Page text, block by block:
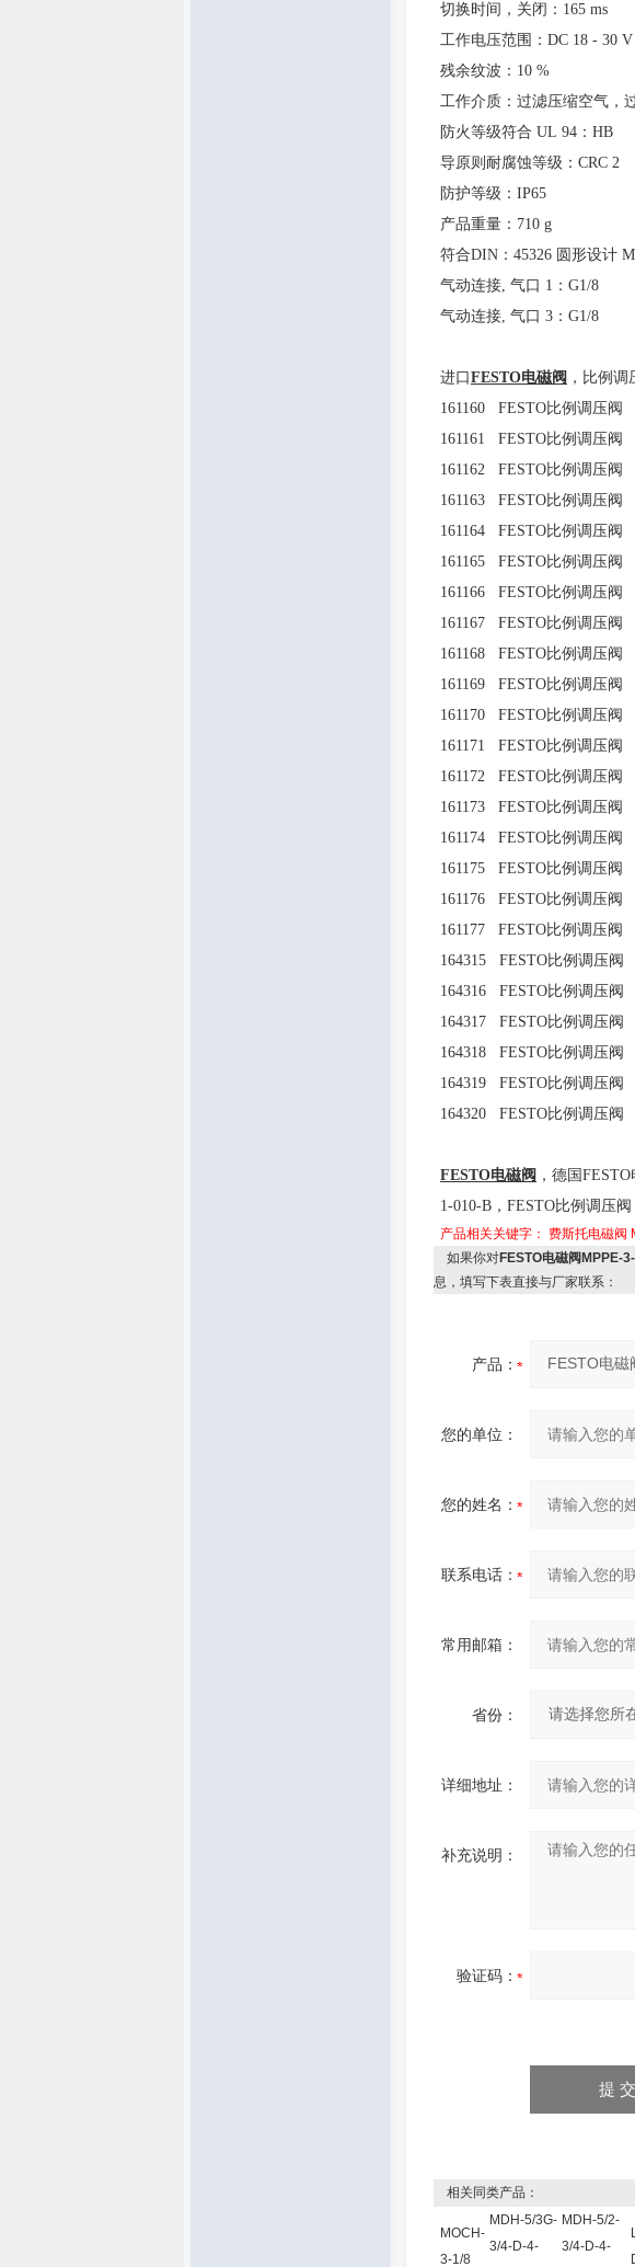
切换时间，关闭 ： 165 ms
工作电压范围 ： DC 18 - 30 V
残余纹波 ： 10 %
工作介质 ： 过滤压缩空气，
防火等级符合 UL 94 ： HB
导原则耐腐蚀等级 ： CRC 2
防护等级 ： IP65
产品重量 ： 710 g
符合DIN ： 45326 圆形设计
气动连接, 气口 1 ： G1/8
气动连接, 气口 3 ： G1/8
进口 FESTO电磁阀 ， 比例调
161160
FESTO比例调压阀
161161
FESTO比例调压阀
161162
FESTO比例调压阀
161163
FESTO比例调压阀
161164
FESTO比例调压阀
161165
FESTO比例调压阀
161166
FESTO比例调压阀
161167
FESTO比例调压阀
161168
FESTO比例调压阀
161169
FESTO比例调压阀
161170
FESTO比例调压阀
161171
FESTO比例调压阀
161172
FESTO比例调压阀
161173
FESTO比例调压阀
161174
FESTO比例调压阀
161175
FESTO比例调压阀
161176
FESTO比例调压阀
161177
FESTO比例调压阀
164315
FESTO比例调压阀
164316
FESTO比例调压阀
164317
FESTO比例调压阀
164318
FESTO比例调压阀
164319
FESTO比例调压阀
164320
FESTO比例调压阀
FESTO电磁阀 ，德国 FESTO
1-010-B ， FESTO比例调压阀
产品相关关键字： 费斯托电磁阀
如果你对FESTO电磁阀MPPE-
息，填写下表直接与厂家联系：
产品：
您的单位：
您的姓名：
联系电话：
常用邮箱：
省份：
详细地址：
补充说明：
验证码：
相关同类产品：
MOCH-
3-1/8
MDH-5/3G-
3/4-D-4-
MDH-5/2-
3/4-D-4-